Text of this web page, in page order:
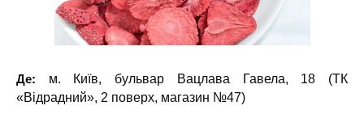
Де: м. Київ, бульвар Вацлава Гавела, 18 (ТК
«Відрадний», 2 поверх, магазин №47)